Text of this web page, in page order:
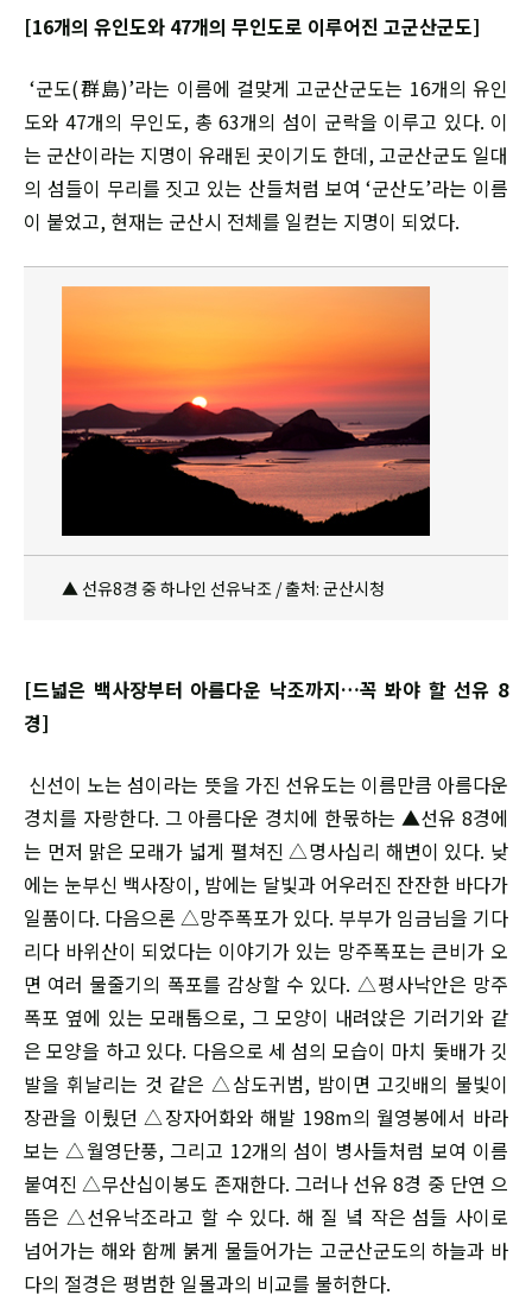
[16개의 유인도와 47개의 무인도로 이루어진 고군산군도]
‘군도(群島)’라는 이름에 걸맞게 고군산군도는 16개의 유인
도와 47개의 무인도, 총 63개의 섬이 군락을 이루고 있다. 이
는 군산이라는 지명이 유래된 곳이기도 한데, 고군산군도 일대
의 섬들이 무리를 짓고 있는 산들처럼 보여 ‘군산도’라는 이름
이 붙었고, 현재는 군산시 전체를 일컫는 지명이 되었다.
▲ 선유8경 중 하나인 선유낙조 / 출처: 군산시청
[드넓은 백사장부터 아름다운 낙조까지…꼭 봐야 할 선유 8
경]
신선이 노는 섬이라는 뜻을 가진 선유도는 이름만큼 아름다운
경치를 자랑한다. 그 아름다운 경치에 한몫하는 ▲선유 8경에
는 먼저 맑은 모래가 넓게 펼쳐진 △명사십리 해변이 있다. 낮
에는 눈부신 백사장이, 밤에는 달빛과 어우러진 잔잔한 바다가
일품이다. 다음으론 △망주폭포가 있다. 부부가 임금님을 기다
리다 바위산이 되었다는 이야기가 있는 망주폭포는 큰비가 오
면 여러 물줄기의 폭포를 감상할 수 있다. △평사낙안은 망주
폭포 옆에 있는 모래톱으로, 그 모양이 내려앉은 기러기와 같
은 모양을 하고 있다. 다음으로 세 섬의 모습이 마치 돛배가 깃
발을 휘날리는 것 같은 △삼도귀범, 밤이면 고깃배의 불빛이
장관을 이뤘던 △장자어화와 해발 198m의 월영봉에서 바라
보는 △월영단풍, 그리고 12개의 섬이 병사들처럼 보여 이름
붙여진 △무산십이봉도 존재한다. 그러나 선유 8경 중 단연 으
뜸은 △선유낙조라고 할 수 있다. 해 질 녘 작은 섬들 사이로
넘어가는 해와 함께 붉게 물들어가는 고군산군도의 하늘과 바
다의 절경은 평범한 일몰과의 비교를 불허한다.